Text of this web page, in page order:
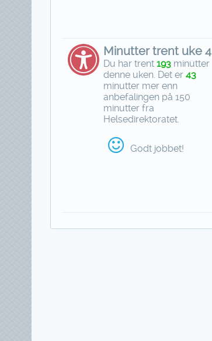
Minutter trent uke 4
Du har trent193 minutter
denne uken. Det er43
minutter mer enn
anbefalingen på 150
minutter fra
Helsedirektoratet.
Godt jobbet!